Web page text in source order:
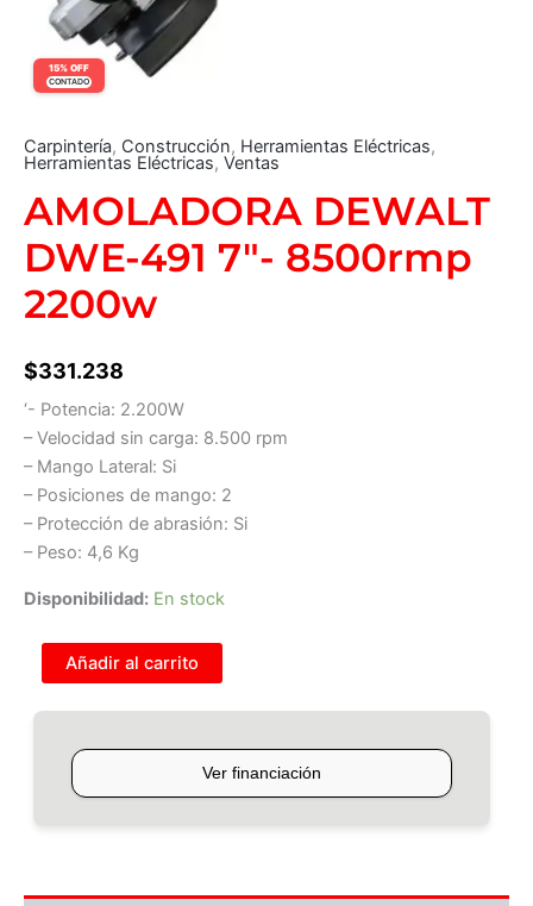
15% OFF
CONTADO
Carpintería, Construcción, Herramientas Eléctricas,
Herramientas Eléctricas, Ventas
AMOLADORA DEWALT
DWE-491 7″- 8500rmp
2200w
$331.238
‘- Potencia: 2.200W
– Velocidad sin carga: 8.500 rpm
– Mango Lateral: Si
– Posiciones de mango: 2
– Protección de abrasión: Si
– Peso: 4,6 Kg
Disponibilidad: En stock
Añadir al carrito